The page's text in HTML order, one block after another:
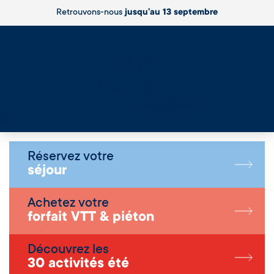
Retrouvons-nousjusqu’au 13 septembre
Réservez votre
séjour
Achetez votre
forfait VTT & piéton
Découvrez les
30 activités été